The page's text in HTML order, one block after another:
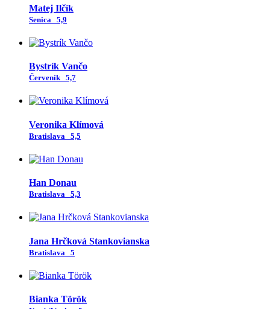
Matej Ilčík
Senica 5,9
Bystrík Vančo
Červeník 5,7
Veronika Klímová
Bratislava 5,5
Han Donau
Bratislava 5,3
Jana Hrčková Stankovianska
Bratislava 5
Bianka Török